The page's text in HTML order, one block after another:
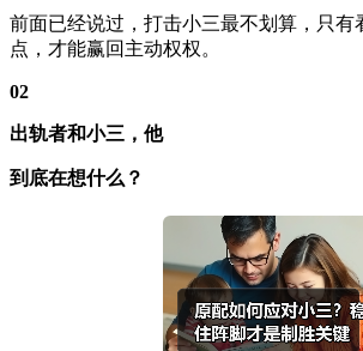
前面已经说过，打击小三最不划算，只有
点，才能赢回主动权权。
02
出轨者和小三，他
到底在想什么？